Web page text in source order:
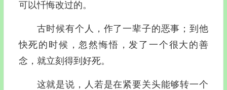
可以忏悔改过的。
古时候有个人，作了一辈子的恶事；到他
快死的时候，忽然悔悟，发了一个很大的善
念，就立刻得到好死。
这就是说，人若是在紧要关头能够转一个